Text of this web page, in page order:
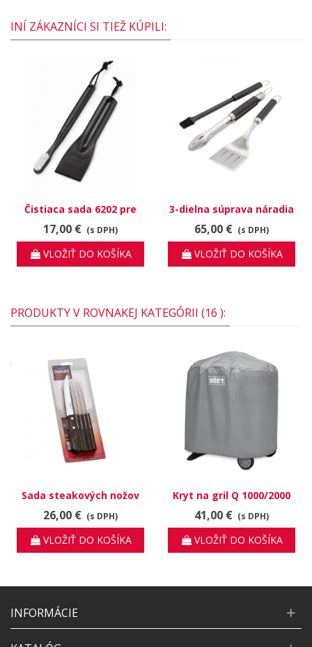
INÍ ZÁKAZNÍCI SI TIEŽ KÚPILI:
Čistiaca sada 6202 pre
plynové grily Q a Spirit
17,00 € (s DPH)
VLOŽIŤ DO KOŠÍKA
3-dielna súprava náradia
Precision
65,00 € (s DPH)
VLOŽIŤ DO KOŠÍKA
PRODUKTY V ROVNAKEJ KATEGÓRII (16 ):
Sada steakových nožov
6ks
26,00 € (s DPH)
VLOŽIŤ DO KOŠÍKA
Kryt na gril Q 1000/2000
41,00 € (s DPH)
VLOŽIŤ DO KOŠÍKA
INFORMÁCIE